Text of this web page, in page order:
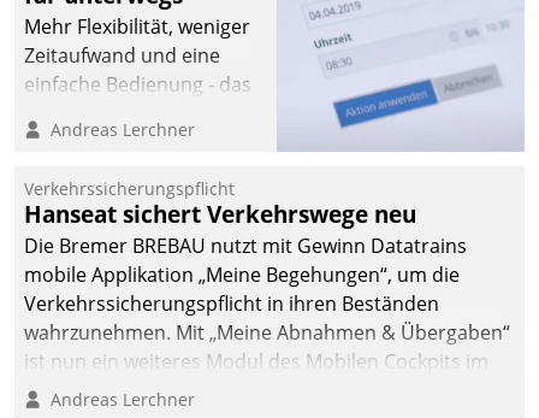
Mehr Flexibilität, weniger
Zeitaufwand und eine
einfache Bedienung - das
Cockpit für mobile
Datatrain. Die meravis
Wohnungsbau- und
Immobilien GmbH hat
sich dabei für den Betrieb
der Lösung über die SAP
Cloud Platform
entschieden - als erstes
Unternehmen am
Andreas Lerchner
Verkehrssicherungspflicht
Hanseat sichert Verkehrswege neu
Die Bremer BREBAU nutzt mit Gewinn Datatrains
mobile Applikation „Meine Begehungen“, um die
Verkehrssicherungspflicht in ihren Beständen
wahrzunehmen. Mit „Meine Abnahmen & Übergaben“
ist nun ein weiteres Modul des Mobilen Cockpits im
Einsatz.
Andreas Lerchner